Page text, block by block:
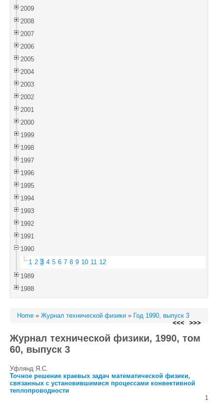
2009
2008
2007
2006
2005
2004
2003
2002
2001
2000
1999
1998
1997
1996
1995
1994
1993
1992
1991
1990
1 2 3 4 5 6 7 8 9 10 11 12
1989
1988
Home » Журнал технической физики » Год 1990, выпуск 3
<<<
>>>
Журнал технической физики, 1990, том
60, выпуск 3
Уфлянд Я.С.
Точное решение краевых задач математической физики,
связанных с установившимися процессами конвективной
теплопроводности
1